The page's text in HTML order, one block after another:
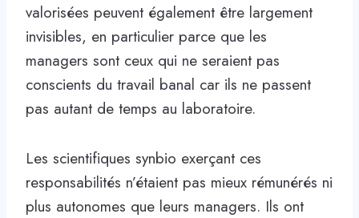
valorisées peuvent également être largement
invisibles, en particulier parce que les
managers sont ceux qui ne seraient pas
conscients du travail banal car ils ne passent
pas autant de temps au laboratoire.
Les scientifiques synbio exerçant ces
responsabilités n’étaient pas mieux rémunérés ni
plus autonomes que leurs managers. Ils ont